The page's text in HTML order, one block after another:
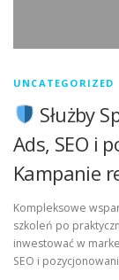
UNCATEGORIZED
Służby
Ads, SEO i
Kampanie
Kompleksowe
szkoleń po
inwestować w
SEO i